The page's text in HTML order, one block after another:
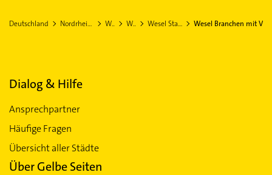
Deutschland Nordrhein-Westfalen Wesel Wesel Wesel Stadtteil Flüren Wesel Branchen mit V
Dialog & Hilfe
Ansprechpartner
Häufige Fragen
Übersicht aller Städte
Über Gelbe Seiten